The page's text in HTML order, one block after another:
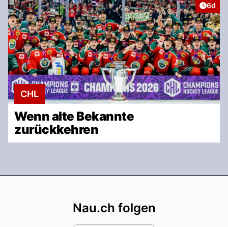
6d
CHL
Wenn alte Bekannte
zurückkehren
Nau.ch folgen